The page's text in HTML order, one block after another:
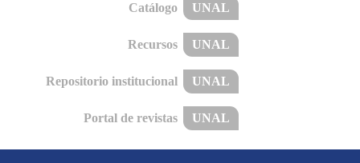
Catálogo UNAL
Recursos UNAL
Repositorio institucional UNAL
Portal de revistas UNAL